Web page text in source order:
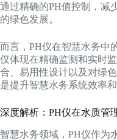
通过精确的PH值控制，减
的绿色发展。
而言，PH仪在智慧水务中
仅体现在精确监测和实时
合、易用性设计以及对绿
是提升智慧水务系统效率
深度解析：PH仪在水质管
智慧水务领域，PH仪作为